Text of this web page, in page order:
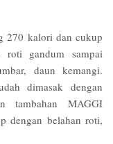
270 kalori dan cukup
roti gandum sampai
daun kemangi.
dimasak dengan
tambahan MAGGI
dengan belahan roti,